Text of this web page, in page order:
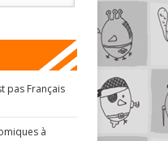
pas Français
à